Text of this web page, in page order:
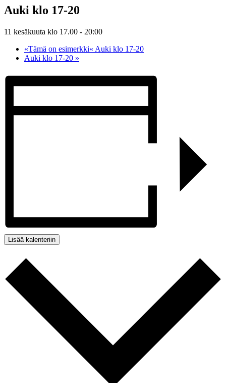
Auki klo 17-20
11 kesäkuuta klo 17.00 - 20:00
«Tämä on esimerkki« Auki klo 17-20
Auki klo 17-20 »
Lisää kalenteriin